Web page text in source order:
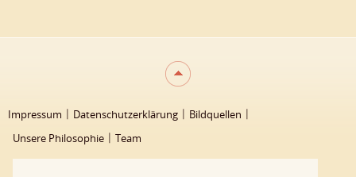
Impressum Datenschutzerklärung
Bildquellen
Unsere Philosophie
Team